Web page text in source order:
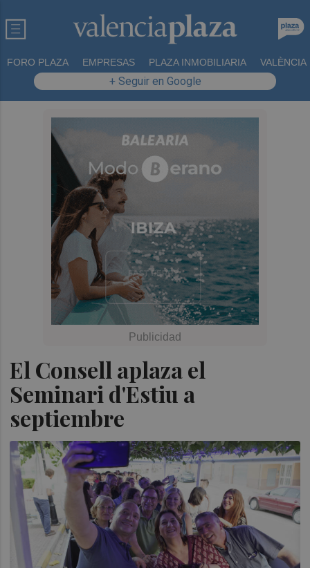
FORO PLAZA EMPRESAS PLAZA INMOBILIARIA VALÈNCIA
+ Seguir en Google
El Consell aplaza el
Seminari d'Estiu a
septiembre